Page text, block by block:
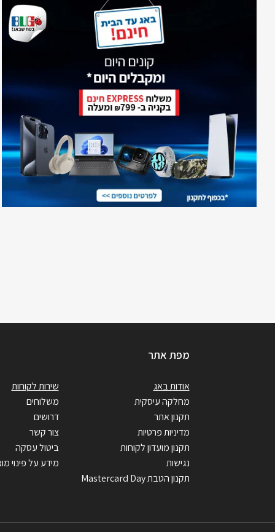
מפת אתר
אודות באג
מחלקה עיסקית
תקנון אתר
מדיניות פרטיות
תקנון מועדון לקוחות
נגישות
תקנון הטבת Mastercard Day
שירות לקוחות
משלוחים
דרושים
צור קשר
ביטול עסקה
מידע על פינוי